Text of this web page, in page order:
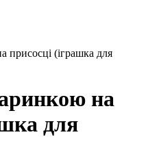
присосці (іграшка для
на
для